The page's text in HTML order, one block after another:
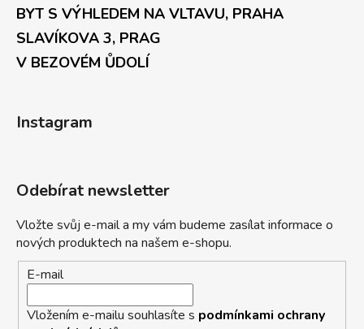
BYT S VÝHLEDEM NA VLTAVU, PRAHA
SLAVÍKOVA 3, PRAG
V BEZOVÉM ŮDOLÍ
Instagram
Odebírat newsletter
Vložte svůj e-mail a my vám budeme zasílat informace o
nových produktech na našem e-shopu.
E-mail
Vložením e-mailu souhlasíte s podmínkami ochrany